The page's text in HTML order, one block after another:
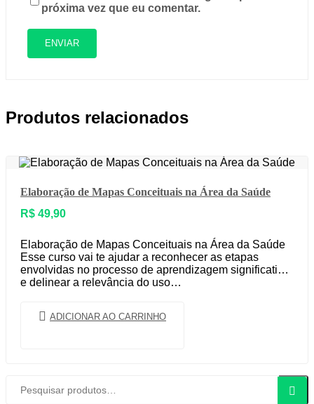
próxima vez que eu comentar.
Produtos relacionados
Elaboração de Mapas Conceituais na Área da Saúde
R$ 49,90
Elaboração de Mapas Conceituais na Área da Saúde
Esse curso vai te ajudar a reconhecer as etapas
envolvidas no processo de aprendizagem significativa
e delinear a relevância do uso…
ADICIONAR AO CARRINHO
por: